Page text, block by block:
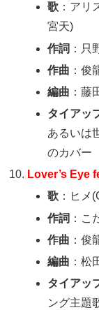
歌 ：アリ
宮天)
作詞 ：只
作曲 ：俊
編曲 ：藤
タイアッ
あるいは
のカバー
Lover’s Eye
歌 ：ヒメ
作詞 ：こ
作曲 ：俊
編曲 ：松
タイアッ
ング主題